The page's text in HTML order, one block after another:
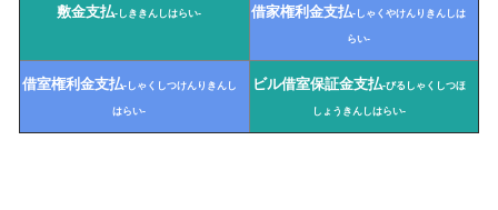
敷金支払-しききんしはらい- 借家権利金支払-しゃくやけんりきんしは
らい-
借室権利金支払-しゃくしつけんりきんし
はらい-
ビル借室保証金支払-びるしゃくしつほ
しょうきんしはらい-